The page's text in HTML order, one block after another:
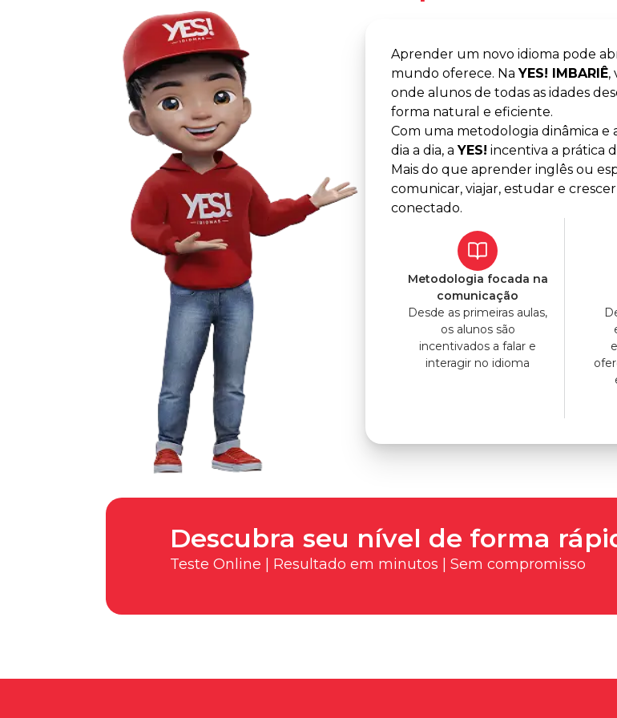
Aprender um novo idioma pode
mundo oferece. NaYES! IMBARIÊ,
onde alunos de todas as idades
forma natural e eficiente.
Com uma metodologia dinâmica e
dia a dia, aYES! incentiva a prática
Mais do que aprender inglês ou
comunicar, viajar, estudar e
conectado.
Metodologia focada na
comunicação
Desde as primeiras aulas,
os alunos são
incentivados a falar e
interagir no idioma
Descubra seu nível de forma
Teste Online | Resultado em minutos | Sem compromisso